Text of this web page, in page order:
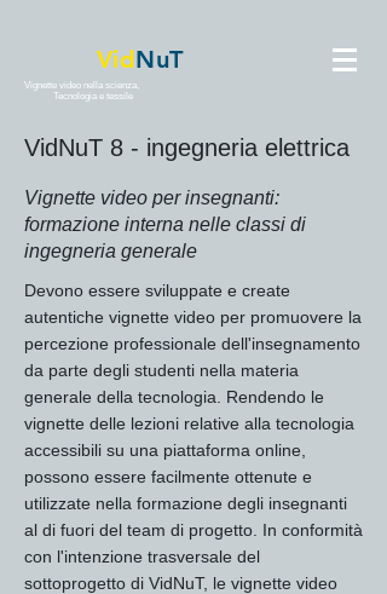
VidNuT
Vignette video nella scienza,
Tecnologia e tessile
VidNuT 8 - ingegneria elettrica
Vignette video per insegnanti:
formazione interna nelle classi di
ingegneria generale
Devono essere sviluppate e create
autentiche vignette video per promuovere la
percezione professionale dell'insegnamento
da parte degli studenti nella materia
generale della tecnologia. Rendendo le
vignette delle lezioni relative alla tecnologia
accessibili su una piattaforma online,
possono essere facilmente ottenute e
utilizzate nella formazione degli insegnanti
al di fuori del team di progetto. In conformità
con l'intenzione trasversale del
sottoprogetto di VidNuT, le vignette video